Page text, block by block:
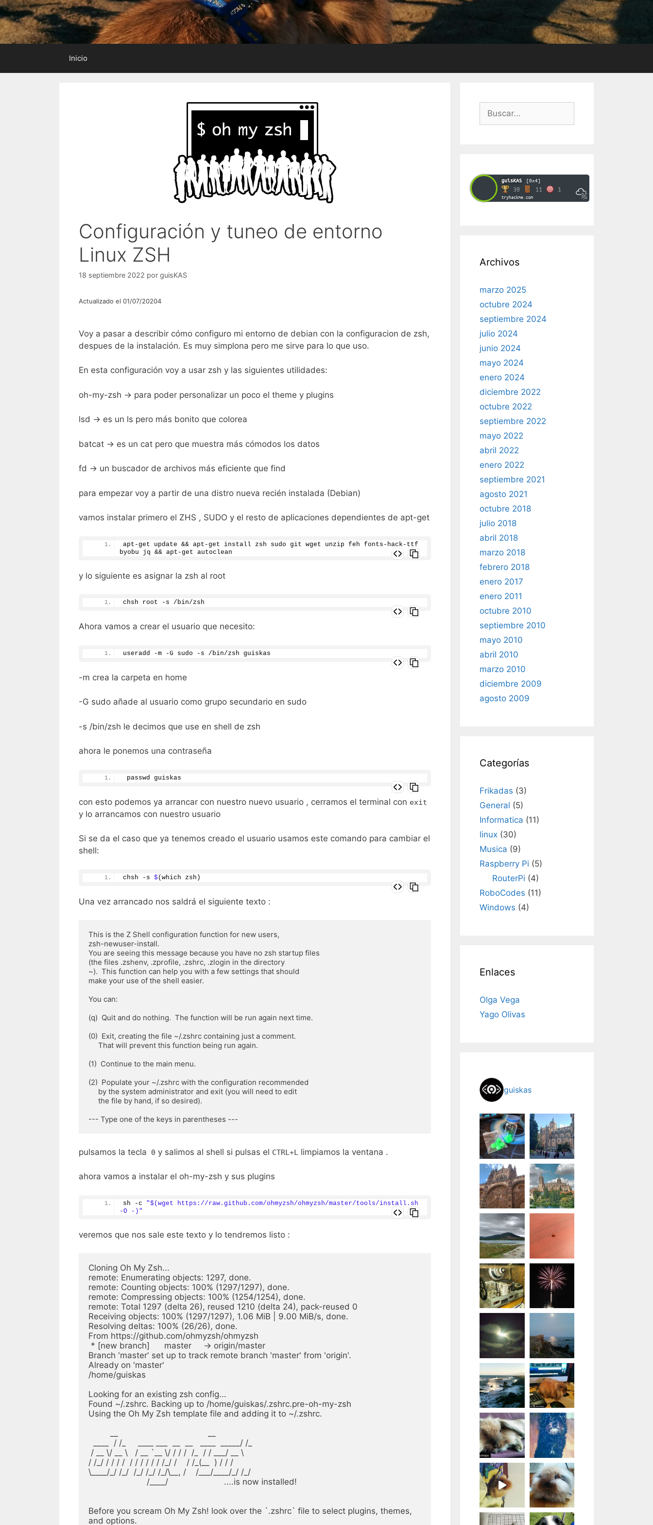
Inicio
Configuración y tuneo de entorno
Linux ZSH
18 septiembre 2022 por guisKAS
Actualizado el 01/07/20204
Voy a pasar a describir cómo configuro mi entorno de debian con la configuracion de zsh,
despues de la instalación. Es muy simplona pero me sirve para lo que uso.
En esta configuración voy a usar zsh y las siguientes utilidades:
oh-my-zsh -> para poder personalizar un poco el theme y plugins
lsd -> es un ls pero más bonito que colorea
batcat -> es un cat pero que muestra más cómodos los datos
fd -> un buscador de archivos más eficiente que find
para empezar voy a partir de una distro nueva recién instalada (Debian)
vamos instalar primero el ZHS , SUDO y el resto de aplicaciones dependientes de apt-get
apt-get update && apt-get install zsh sudo git wget unzip feh fonts-hack-ttf
byobu jq && apt-get autoclean
y lo siguiente es asignar la zsh al root
chsh root -s /bin/zsh
Ahora vamos a crear el usuario que necesito:
useradd -m -G sudo -s /bin/zsh guiskas
-m crea la carpeta en home
-G sudo añade al usuario como grupo secundario en sudo
-s /bin/zsh le decimos que use en shell de zsh
ahora le ponemos una contraseña
passwd guiskas
con esto podemos ya arrancar con nuestro nuevo usuario , cerramos el terminal con exit
y lo arrancamos con nuestro usuario
Si se da el caso que ya tenemos creado el usuario usamos este comando para cambiar el
shell:
chsh -s $(which zsh)
Una vez arrancado nos saldrá el siguiente texto :
This is the Z Shell configuration function for new users,
zsh-newuser-install.
You are seeing this message because you have no zsh startup files
(the files .zshenv, .zprofile, .zshrc, .zlogin in the directory
~).  This function can help you with a few settings that should
make your use of the shell easier.
You can:
(q)  Quit and do nothing.  The function will be run again next time.
(0)  Exit, creating the file ~/.zshrc containing just a comment.
(1)  Continue to the main menu.
(2)  Populate your ~/.zshrc with the configuration recommended
pulsamos la tecla 0 y salimos al shell si pulsas el CTRL+L limpiamos la ventana .
ahora vamos a instalar el oh-my-zsh y sus plugins
sh -c "$(wget https://raw.github.com/ohmyzsh/ohmyzsh/master/tools/install.sh
-O -)"
veremos que nos sale este texto y lo tendremos listo :
Cloning Oh My Zsh...
remote: Enumerating objects: 1297, done.
remote: Counting objects: 100% (1297/1297), done.
remote: Compressing objects: 100% (1254/1254), done.
remote: Total 1297 (delta 26), reused 1210 (delta 24), pack-reused 0
Receiving objects: 100% (1297/1297), 1.06 MiB | 9.00 MiB/s, done.
Resolving deltas: 100% (26/26), done.
From https://github.com/ohmyzsh/ohmyzsh
Branch 'master' set up to track remote branch 'master' from 'origin'.
Already on 'master'
/home/guiskas
Looking for an existing zsh config...
Found ~/.zshrc. Backing up to /home/guiskas/.zshrc.pre-oh-my-zsh
Using the Oh My Zsh template file and adding it to ~/.zshrc.
/ /_/ / / / /  / / / / / / /_/ /    / /_(__  ) / / /
\____/_/ /_/  /_/ /_/ /_/\__, /    /___/____/_/ /_/
Before you scream Oh My Zsh! look over the `.zshrc` file to select plugins, themes,
and options.
guisKAS [0x4]
30 11 1
tryhackme.com
Archivos
marzo 2025
octubre 2024
septiembre 2024
julio 2024
junio 2024
mayo 2024
enero 2024
diciembre 2022
octubre 2022
septiembre 2022
mayo 2022
abril 2022
enero 2022
septiembre 2021
agosto 2021
octubre 2018
julio 2018
abril 2018
marzo 2018
febrero 2018
enero 2017
enero 2011
octubre 2010
septiembre 2010
mayo 2010
abril 2010
marzo 2010
diciembre 2009
agosto 2009
Categorías
Frikadas (3)
General (5)
Informatica (11)
linux (30)
Musica (9)
Raspberry Pi (5)
RouterPi (4)
RoboCodes (11)
Windows (4)
Enlaces
Olga Vega
Yago Olivas
guiskas